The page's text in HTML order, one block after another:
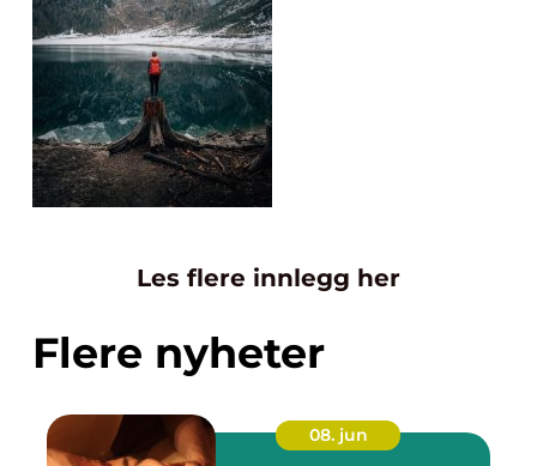
Les flere innlegg her
Flere nyheter
08. jun